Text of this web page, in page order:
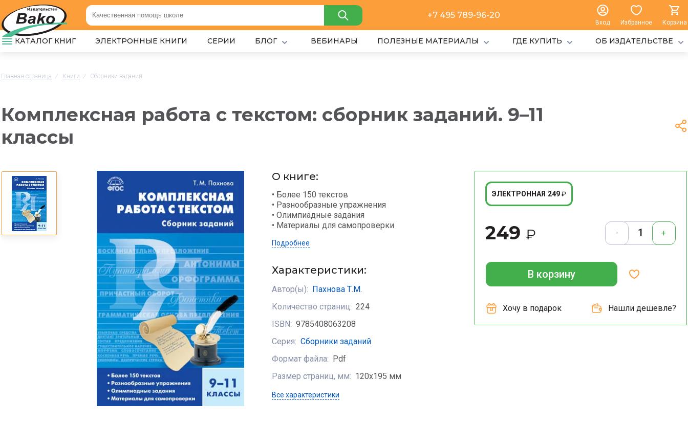
+7 495 789-96-20
Вход Избранное Корзина
КАТАЛОГ КНИГ ЭЛЕКТРОННЫЕ КНИГИ СЕРИИ БЛОГ ВЕБИНАРЫ ПОЛЕЗНЫЕ МАТЕРИАЛЫ ГДЕ КУПИТЬ ОБ ИЗДАТЕЛЬСТВЕ
Главная страница / Книги / Сборники заданий
Комплексная работа с текстом: сборник заданий. 9–11
классы
О книге:
• Более 150 текстов
• Разнообразные упражнения
• Олимпиадные задания
• Материалы для самопроверки
Подробнее
Характеристики:
Автор(ы):
Пахнова Т.М.
Количество страниц: 224
ISBN: 9785408063208
Серия: Сборники заданий
Формат файла:
Pdf
Размер страниц, мм: 120х195 мм
Все характеристики
ЭЛЕКТРОННАЯ 249 ₽
249 ₽ - +
В корзину
Хочу в подарок Нашли дешевле?